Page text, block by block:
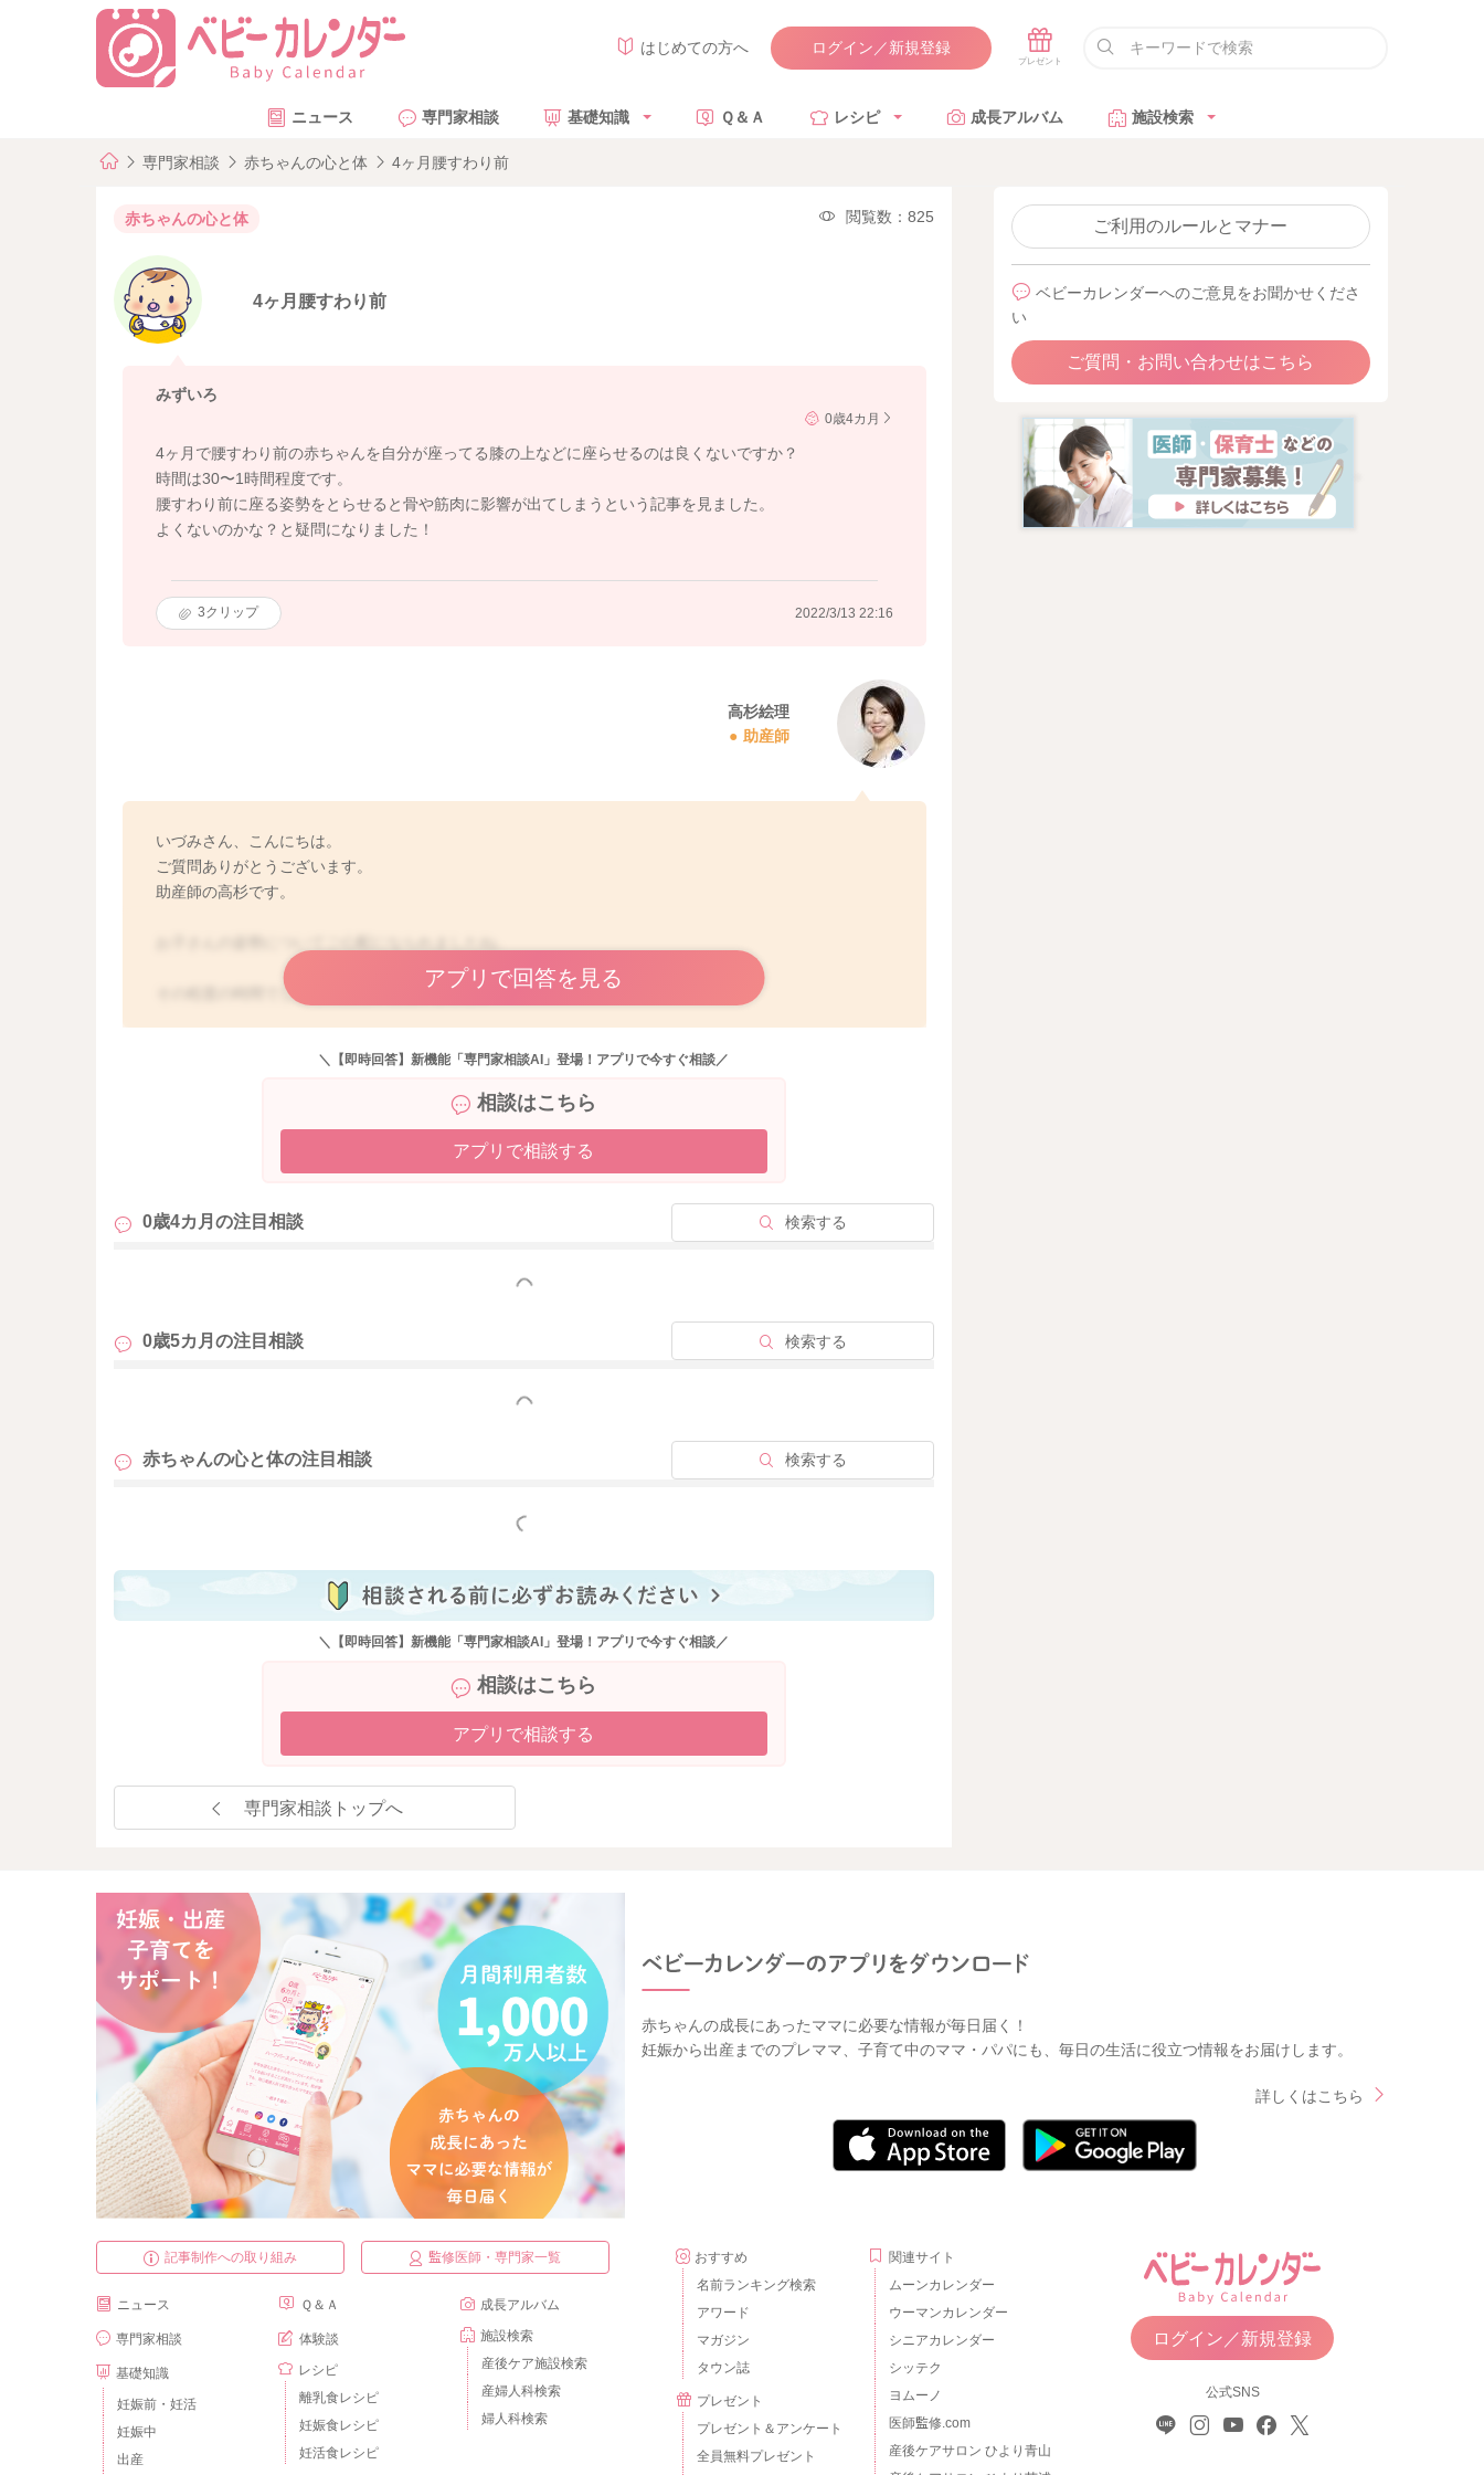
はじめての方へ ログイン／新規登録
ニュース 専門家相談 基礎知識 Ｑ＆Ａ レシピ 成長アルバム 施設検索
専門家相談 赤ちゃんの心と体 4ヶ月腰すわり前
赤ちゃんの心と体 閲覧数：825
4ヶ月腰すわり前
みずいろ
0歳4カ月
4ヶ月で腰すわり前の赤ちゃんを自分が座ってる膝の上などに座らせるのは良くないですか？
時間は30〜1時間程度です。
腰すわり前に座る姿勢をとらせると骨や筋肉に影響が出てしまうという記事を見ました。
よくないのかな？と疑問になりました！
3クリップ 2022/3/13 22:16
高杉絵理
助産師
いづみさん、こんにちは。
ご質問ありがとうございます。
助産師の高杉です。
その程度の時間でしたら問題ないと思いますよ。
お子さんが嫌がるご様子があれば体勢を変えてあげるといいですね。
アプリで回答を見る
＼【即時回答】新機能「専門家相談AI」登場！アプリで今すぐ相談／
相談はこちら
アプリで相談する
0歳4カ月の注目相談 検索する
もっと見る
0歳5カ月の注目相談 検索する
もっと見る
赤ちゃんの心と体の注目相談 検索する
もっと見る
＼【即時回答】新機能「専門家相談AI」登場！アプリで今すぐ相談／
相談はこちら
アプリで相談する
専門家相談トップへ
ご利用のルールとマナー
ベビーカレンダーへのご意見をお聞かせくださ
い
ご質問・お問い合わせはこちら
赤ちゃんの成長にあったママに必要な情報が毎日届く！
妊娠から出産までのプレママ、子育て中のママ・パパにも、毎日の生活に役立つ情報をお届けします。
詳しくはこちら
記事制作への取り組み 監修医師・専門家一覧
ニュース
専門家相談
基礎知識
妊娠前・妊活
妊娠中
出産
Ｑ＆Ａ
体験談
レシピ
離乳食レシピ
妊娠食レシピ
妊活食レシピ
成長アルバム
施設検索
産後ケア施設検索
産婦人科検索
婦人科検索
おすすめ
名前ランキング検索
アワード
マガジン
タウン誌
プレゼント
プレゼント＆アンケート
全員無料プレゼント
関連サイト
ムーンカレンダー
ウーマンカレンダー
シニアカレンダー
シッテク
ヨムーノ
医師監修.com
産後ケアサロン ひより青山
ログイン／新規登録
公式SNS